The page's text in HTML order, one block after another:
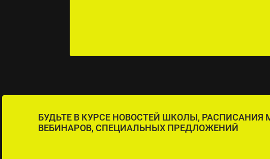
БУДЬТЕ В КУРСЕ НОВОСТЕЙ ШКОЛЫ, РАСПИСАНИЯ
ВЕБИНАРОВ, СПЕЦИАЛЬНЫХ ПРЕДЛОЖЕНИЙ